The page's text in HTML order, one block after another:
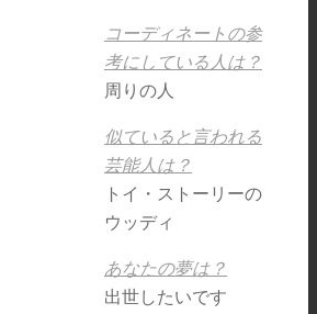
コーディネートの参
考にしている人は？
周りの人
似ていると言われる
芸能人は？
トイ・ストーリーの
ウッディ
あなたの夢は？
出世したいです